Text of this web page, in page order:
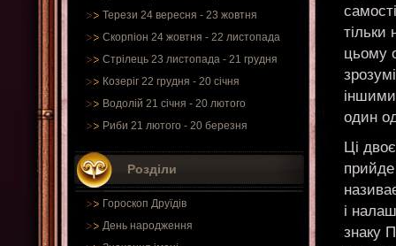
Терези 24 вересня - 23 жовтня
Скорпіон 24 жовтня - 22 листопада
Стрілець 23 листопада - 21 грудня
Козеріг 22 грудня - 20 січня
Водолій 21 січня - 20 лютого
Риби 21 лютого - 20 березня
Розділи
Гороскоп Друїдів
День народження
тільки
цьому
один
Ці
прийде
і
знаку